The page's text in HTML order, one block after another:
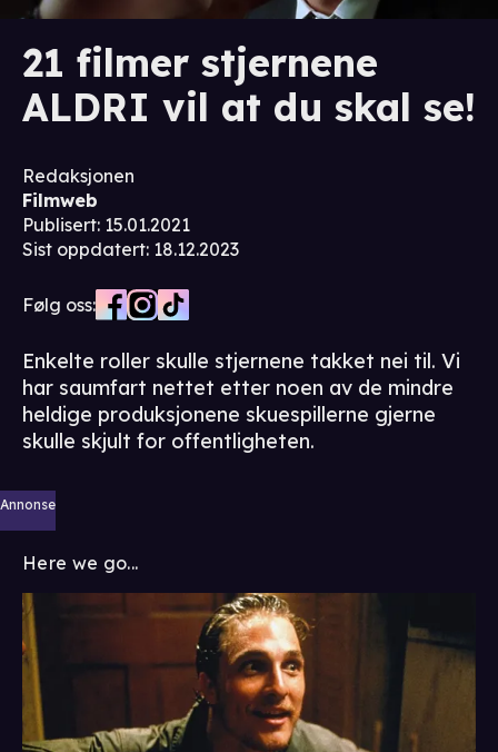
21 filmer stjernene
ALDRI vil at du skal se!
Redaksjonen
Filmweb
Publisert: 15.01.2021
Sist oppdatert: 18.12.2023
Følg oss:
Enkelte roller skulle stjernene takket nei til. Vi
har saumfart nettet etter noen av de mindre
heldige produksjonene skuespillerne gjerne
skulle skjult for offentligheten.
Annonse
Here we go...